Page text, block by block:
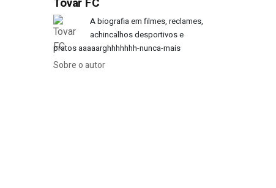
A biografia em filmes, reclames,
achincalhos desportivos e
pratos aaaaarghhhhhhh-nunca-mais
Sobre o autor